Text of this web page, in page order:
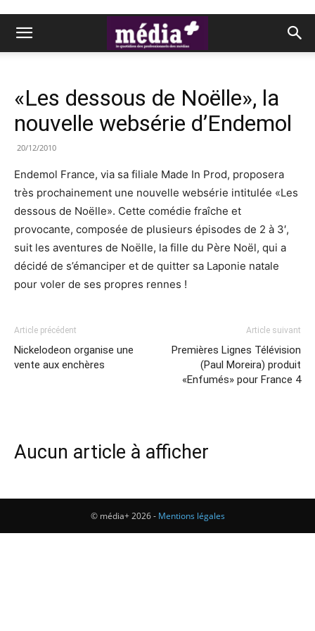
«Les dessous de Noëlle», la
nouvelle websérie d’Endemol
20/12/2010
Endemol France, via sa filiale Made In Prod, proposera
très prochainement une nouvelle websérie intitulée «Les
dessous de Noëlle». Cette comédie fraîche et
provocante, composée de plusieurs épisodes de 2 à 3′,
suit les aventures de Noëlle, la fille du Père Noël, qui a
décidé de s’émanciper et de quitter sa Laponie natale
pour voler de ses propres rennes !
Article précédent
Nickelodeon organise une
vente aux enchères
Article suivant
Premières Lignes Télévision
(Paul Moreira) produit
«Enfumés» pour France 4
Aucun article à afficher
© média+ 2026 - Mentions légales